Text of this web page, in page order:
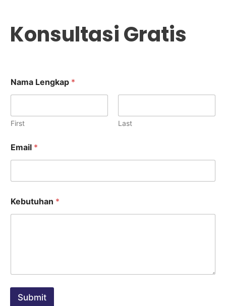
Konsultasi Gratis
Nama Lengkap *
First Last
Email *
m
a
u
Kebutuhan *
Submit